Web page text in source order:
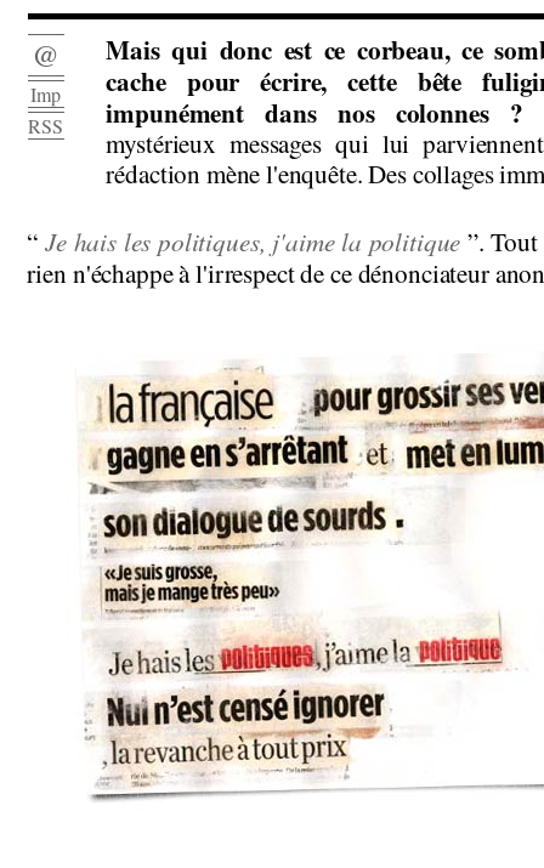
@
Imp
RSS
Mais qui donc est ce corbeau, ce
cache pour écrire, cette bête
impunément dans nos colonnes ?
mystérieux messages qui lui
rédaction mène l'enquête. Des collages
“Je hais les politiques, j'aime la politique ”.
rien n'échappe à l'irrespect de ce dénonciateur